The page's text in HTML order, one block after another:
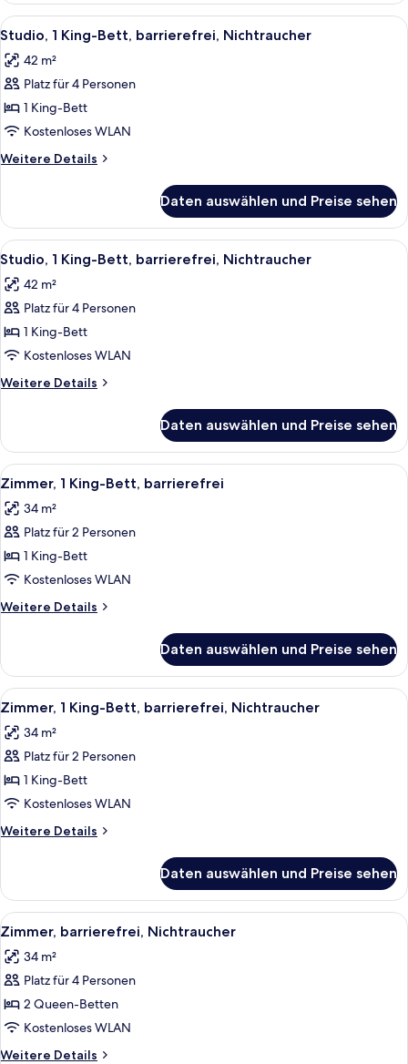
Betten
Alle
Fotos
für
Studio,
1 King-
Bett,
barrierefrei,
Nichtraucher
Ein Hotelzimmer mit einem großen
11
Studio, 1 King-Bett, barrierefrei, Nichtraucher
42 m²
Platz für 4 Personen
1 King-Bett
Kostenloses WLAN
Weitere Details
Weitere
1 King-
Bett,
barrierefrei,
Daten auswählen und Preise sehen
Alle
Fotos
für
Studio,
1 King-
Bett,
barrierefrei,
Nichtraucher
Ein Hotelzimmer mit einem großen
9
Studio, 1 King-Bett, barrierefrei, Nichtraucher
42 m²
Platz für 4 Personen
1 King-Bett
Kostenloses WLAN
Weitere Details
Weitere
1 King-
Bett,
barrierefrei,
Daten auswählen und Preise sehen
Alle
Fotos
für
Zimmer,
1 King-
Bett,
barrierefrei
anzeigen
Ein kleines Hotelzimmer mit
7
Zimmer, 1 King-Bett, barrierefrei
34 m²
Platz für 2 Personen
1 King-Bett
Kostenloses WLAN
Weitere Details
Weitere
1 King-
Bett,
barrierefrei
Daten auswählen und Preise sehen
Alle
Fotos
für
Zimmer,
1 King-
Bett,
barrierefrei,
Nichtraucher
Ein kleines Hotelzimmer mit
6
Zimmer, 1 King-Bett, barrierefrei, Nichtraucher
34 m²
Platz für 2 Personen
1 King-Bett
Kostenloses WLAN
Weitere Details
Weitere
1 King-
Bett,
barrierefrei,
Daten auswählen und Preise sehen
Alle
Fotos
für
Zimmer,
barrierefrei,
Nichtraucher
anzeigen
Ein Hotelzimmer mit zwei Betten,
10
Zimmer, barrierefrei, Nichtraucher
34 m²
Platz für 4 Personen
2 Queen-Betten
Kostenloses WLAN
Weitere Details
Weitere